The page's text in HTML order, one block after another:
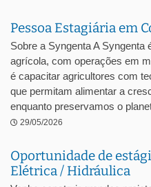
Pessoa Estagiária em
Sobre a Syngenta A Syngenta
agrícola, com operações em
é capacitar agricultores com
que permitam alimentar a
enquanto preservamos o
29/05/2026
Oportunidade de
Elétrica / Hidráulica